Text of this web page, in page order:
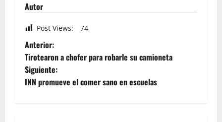
Autor
Post Views: 74
Anterior:
Tirotearon a chofer para robarle su camioneta
Siguiente:
INN promueve el comer sano en escuelas